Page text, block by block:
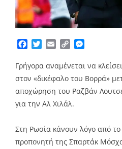
Facebook
TwitterEmailCopy
Γρήγορα αναμένεται να
στον «δικέφαλο του Βορρά»
αποχώρηση του Ραζβάν
για την Αλ Χιλάλ.
Στη Ρωσία κάνουν λόγο από
προπονητή της Σπαρτάκ